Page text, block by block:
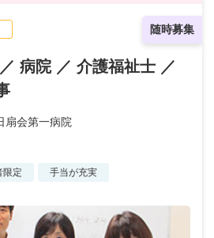
随時募集
病院 ／ 介護福祉士 ／
会第一病院
限定 手当が充実